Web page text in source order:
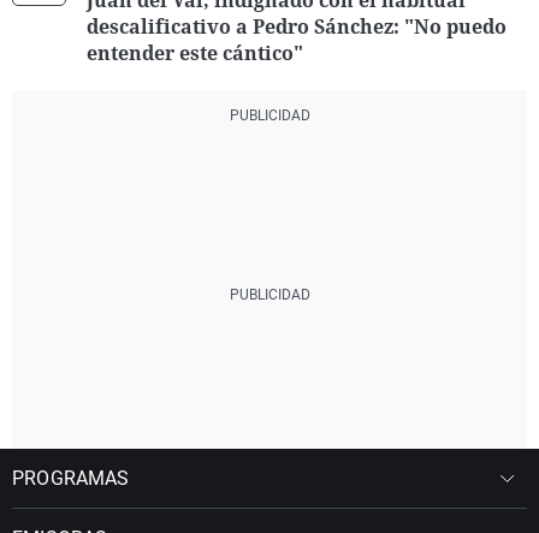
descalificativo a Pedro Sánchez: "No puedo
entender este cántico"
PROGRAMAS